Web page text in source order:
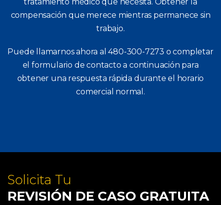
compensación que merece mientras permanece sin
trabajo.
Puede llamarnos ahora al480-300-7273 o completar
el formulario de contacto a continuación para
obtener una respuesta rápida durante el horario
comercial normal.
Solicita Tu
REVISIÓN DE CASO GRATUITA